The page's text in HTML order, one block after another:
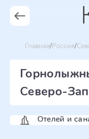
Главная Россия
Северо-
Отелей и